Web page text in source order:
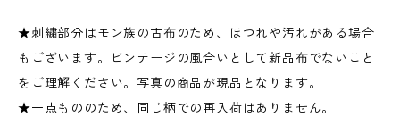
★刺繍部分はモン族の古布のため、ほつれや汚れがある場合
もございます。ビンテージの風合いとして新品布でないこと
をご理解ください。写真の商品が現品となります。
★一点もののため、同じ柄での再入荷はありません。